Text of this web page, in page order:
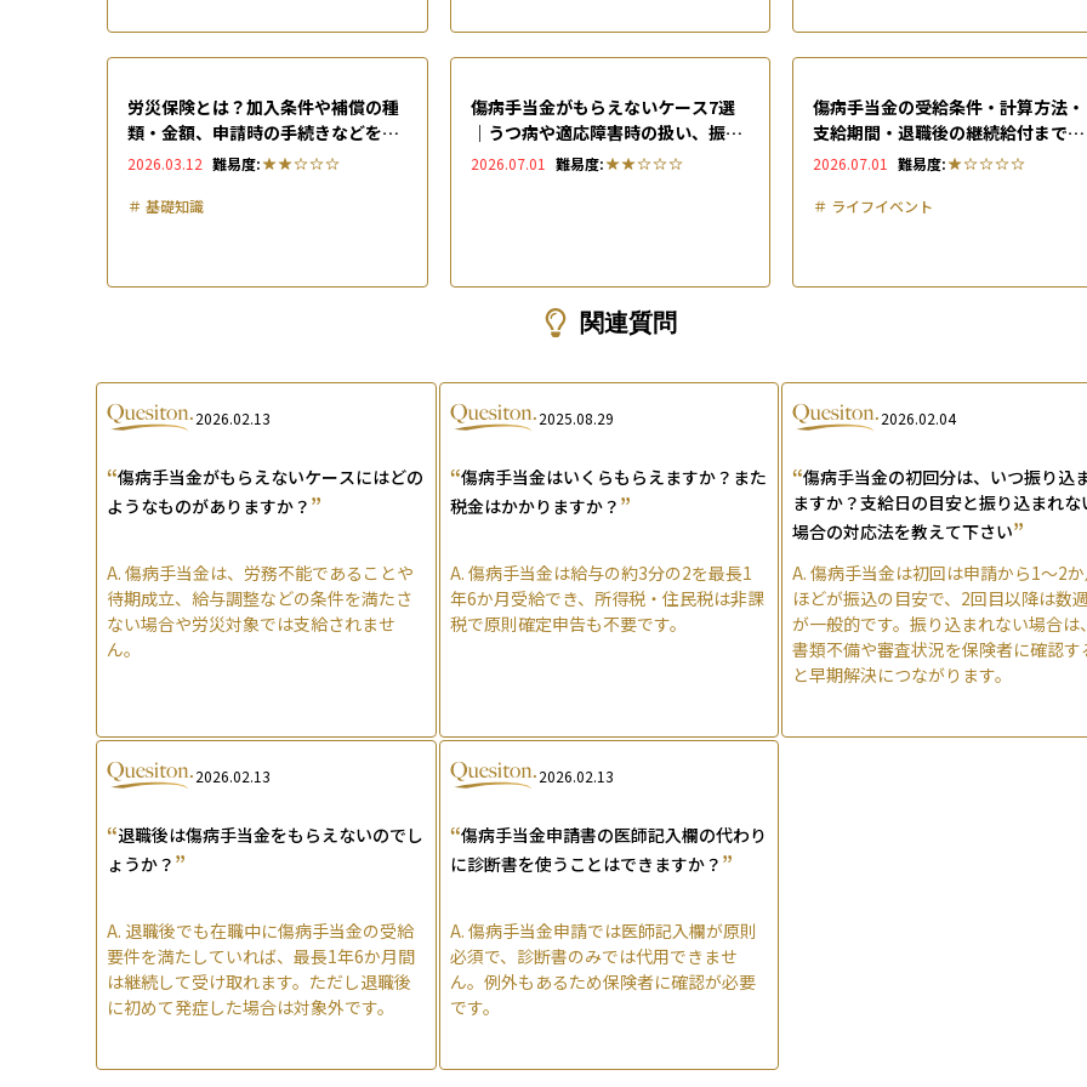
労災保険とは？加入条件や補償の種
類・金額、申請時の手続きなどをわ
かりやすく解説
2026.03.12 難易度:
＃ 基礎知識
傷病手当金がもらえないケース7選
｜うつ病や適応障害時の扱い、振り
込まれないときの確認ポイントを解
2026.07.01 難易度:
傷病手当金の受給条件・計算方法・
支給期間・退職後の継続給付まで完
全解説【申請フロー付】
2026.07.01 難易度:
＃ ライフイベント
関連質問
2026.02.13
“傷病手当金がもらえないケースにはどの
ようなものがありますか？ ”
A. 傷病手当金は、労務不能であることや
待期成立、給与調整などの条件を満たさ
ない場合や労災対象では支給されませ
ん。
2025.08.29
“傷病手当金はいくらもらえますか？また
税金はかかりますか？ ”
A. 傷病手当金は給与の約3分の2を最長1
年6か月受給でき、所得税・住民税は非課
税で原則確定申告も不要です。
2026.02.04
“傷病手当金の初回分は、いつ振り込
ますか？支給日の目安と振り込まれな
場合の対応法を教えて下さい”
A.傷病手当金は初回は申請から1〜2
ほどが振込の目安で、2回目以降は数
が一般的です。振り込まれない場合は
書類不備や審査状況を保険者に確認す
と早期解決につながります。
2026.02.13
“退職後は傷病手当金をもらえないのでし
ょうか？ ”
A. 退職後でも在職中に傷病手当金の受給
要件を満たしていれば、最長1年6か月間
は継続して受け取れます。ただし退職後
に初めて発症した場合は対象外です。
2026.02.13
“傷病手当金申請書の医師記入欄の代わり
に診断書を使うことはできますか？ ”
A. 傷病手当金申請では医師記入欄が原則
必須で、診断書のみでは代用できませ
ん。例外もあるため保険者に確認が必要
です。